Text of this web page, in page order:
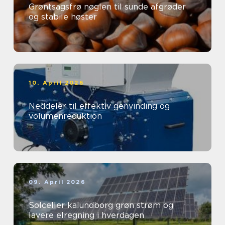
Grøntsagsfrø nøglen til sunde afgrøder
og stabile høster
10. April 2026
Neddeler til effektiv genvinding og
volumenreduktion
09. April 2026
Solceller kalundborg grøn strøm og
lavere elregning i hverdagen